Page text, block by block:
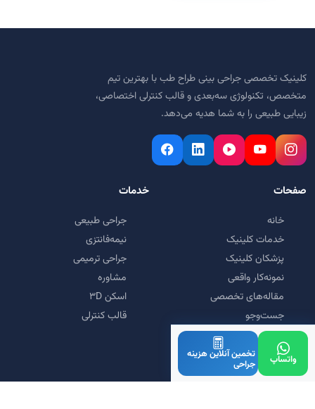
کلینیک تخصصی جراحی بینی طراح طب با بهترین تیم
متخصص، تکنولوژی سه‌بعدی و قالب کنترلی اختصاصی،
زیبایی طبیعی را به شما هدیه می‌دهد.
صفحات
خانه
خدمات کلینیک
پزشکان کلینیک
نمونه‌کار واقعی
مقاله‌های تخصصی
جست‌وجو
سوالات متداول
نوبت‌دهی و رزرو وقت
تماس با کلینیک
خدمات
جراحی طبیعی
نیمه‌فانتزی
جراحی ترمیمی
مشاوره
اسکن ۳D
قالب کنترلی
واتساپ تخمین آنلاین هزینه
جراحی